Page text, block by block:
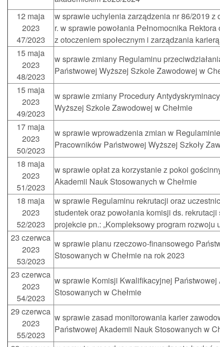
12 maja
2023
47/2023
w sprawie uchylenia zarządzenia nr 86/2019 z
r. w sprawie powołania Pełnomocnika
z otoczeniem społecznym i zarządzania karierą
15 maja
2023
48/2023
w sprawie zmiany Regulaminu
Państwowej Wyższej Szkole Zawodowej w
15 maja
2023
49/2023
w sprawie zmiany Procedury
Wyższej Szkole Zawodowej w Chełmie
17 maja
2023
50/2023
w sprawie wprowadzenia zmian w
Pracowników Państwowej Wyższej Szkoły
18 maja
2023
51/2023
w sprawie opłat za korzystanie z pokoi
Akademii Nauk Stosowanych w Chełmie
18 maja
2023
52/2023
w sprawie Regulaminu rekrutacji oraz
studentek oraz powołania komisji ds.
projekcie pn.: „Kompleksowy program rozwoju
23 czerwca
2023
53/2023
w sprawie planu rzeczowo-finansowego
Stosowanych w Chełmie na rok 2023
23 czerwca
2023
54/2023
w sprawie Komisji Kwalifikacyjnej Państwowej
Stosowanych w Chełmie
29 czerwca
2023
55/2023
w sprawie zasad monitorowania karier
Państwowej Akademii Nauk Stosowanych w